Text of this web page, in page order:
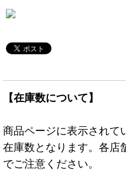
【在庫数について】
商品ページに表示されて
在庫数となります。各店
でご注意ください。